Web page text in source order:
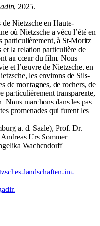
, 2025.
Nietzsche en Haute-
où Nietzsche a vécu l’été en
particulièrement, à St-Moritz
et la relation particulière de
au cœur du film. Nous
et l’œuvre de Nietzsche, en
les environs de Sils-
de montagnes, de rochers, de
particulièrement transparente,
Nous marchons dans les pas
promenades qui furent les
a. d. Saale), Prof. Dr.
Urs Sommer
Wachendorff
landschaften-im-